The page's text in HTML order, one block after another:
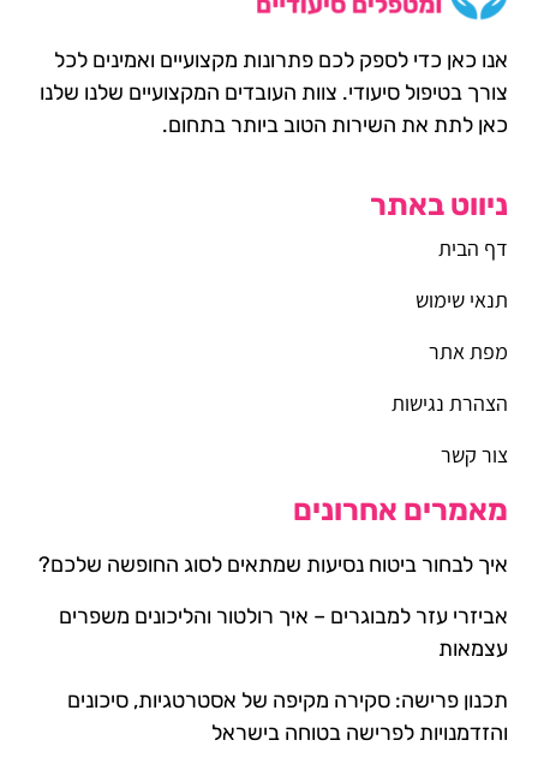
אנו כאן כדי לספק לכם פתרונות מקצועיים ואמינים לכל
צורך בטיפול סיעודי. צוות העובדים המקצועיים שלנו שלנו
כאן לתת את השירות הטוב ביותר בתחום.
ניווט באתר
דף הבית
תנאי שימוש
מפת אתר
הצהרת נגישות
צור קשר
מאמרים אחרונים
איך לבחור ביטוח נסיעות שמתאים לסוג החופשה שלכם?
אביזרי עזר למבוגרים – איך רולטור והליכונים משפרים
עצמאות
תכנון פרישה: סקירה מקיפה של אסטרטגיות, סיכונים
והזדמנויות לפרישה בטוחה בישראל